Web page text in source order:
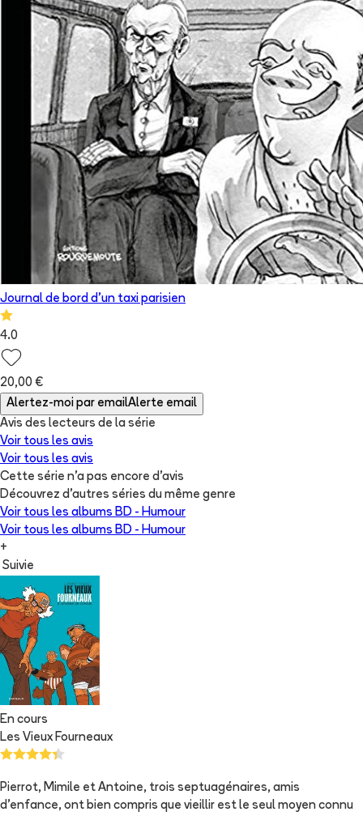
Journal de bord d'un taxi parisien
4.0
20,00 €
Alertez-moi par emailAlerte email
Avis des lecteurs de la série
Voir tous les avis
Voir tous les avis
Cette série n'a pas encore d'avis
Découvrez d'autres séries du même genre
Voir tous les albums BD - Humour
Voir tous les albums BD - Humour
+
Suivie
En cours
Les Vieux Fourneaux
Pierrot, Mimile et Antoine, trois septuagénaires, amis
d'enfance, ont bien compris que vieillir est le seul moyen connu